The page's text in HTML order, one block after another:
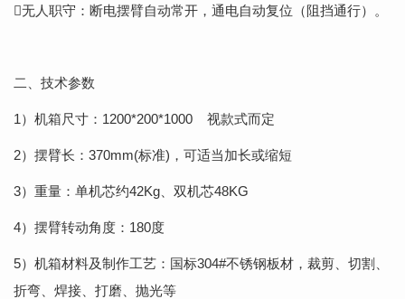
无人职守：断电摆臂自动常开，通电自动复位（阻挡通行）。
二、技术参数
1）机箱尺寸：1200*200*1000 视款式而定
2）摆臂长：370mm(标准)，可适当加长或缩短
3）重量：单机芯约42Kg、双机芯48KG
4）摆臂转动角度：180度
5）机箱材料及制作工艺：国标304#不锈钢板材，裁剪、切割、
折弯、焊接、打磨、抛光等